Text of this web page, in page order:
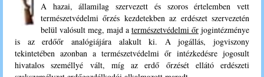
A hazai, államilag szervezett és szoros értelemben vett
természetvédelmi őrzés kezdetekben az erdészet szervezetén
belül valósult meg, majd a természetvédelmi őr jogintézménye
is az erdőőr analógiájára alakult ki. A jogállás, jogviszony
tekintetében azonban a természetvédelmi őr intézkedésre jogosult
hivatalos személlyé vált, míg az erdő őrzését ellátó erdészeti